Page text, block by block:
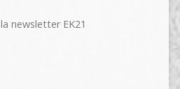
newsletter EK21